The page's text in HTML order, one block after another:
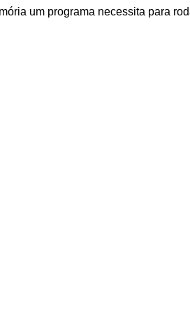
um programa necessita para